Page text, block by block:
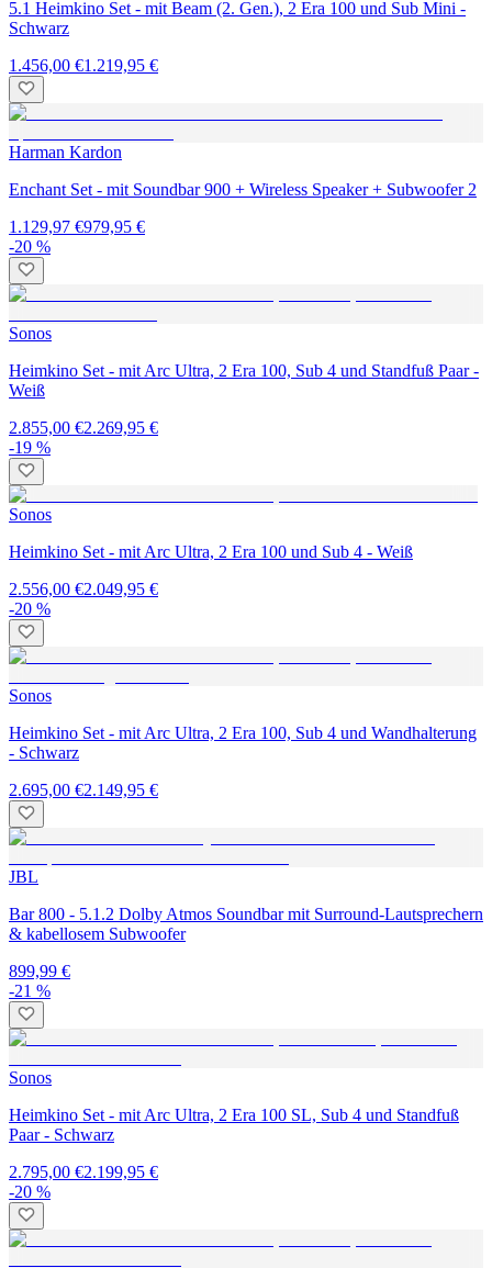
5.1 Heimkino Set - mit Beam (2. Gen.), 2 Era 100 und Sub Mini -
Schwarz
1.456,00 €1.219,95 €
Harman Kardon
Enchant Set - mit Soundbar 900 + Wireless Speaker + Subwoofer 2
1.129,97 €979,95 €
-20 %
Sonos
Heimkino Set - mit Arc Ultra, 2 Era 100, Sub 4 und Standfuß Paar -
Weiß
2.855,00 €2.269,95 €
-19 %
Sonos
Heimkino Set - mit Arc Ultra, 2 Era 100 und Sub 4 - Weiß
2.556,00 €2.049,95 €
-20 %
Sonos
Heimkino Set - mit Arc Ultra, 2 Era 100, Sub 4 und Wandhalterung
- Schwarz
2.695,00 €2.149,95 €
JBL
Bar 800 - 5.1.2 Dolby Atmos Soundbar mit Surround-Lautsprechern
& kabellosem Subwoofer
899,99 €
-21 %
Sonos
Heimkino Set - mit Arc Ultra, 2 Era 100 SL, Sub 4 und Standfuß
Paar - Schwarz
2.795,00 €2.199,95 €
-20 %